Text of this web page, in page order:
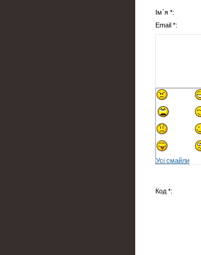
Ім`я *:
Email *:
Усі смайли
Код *: